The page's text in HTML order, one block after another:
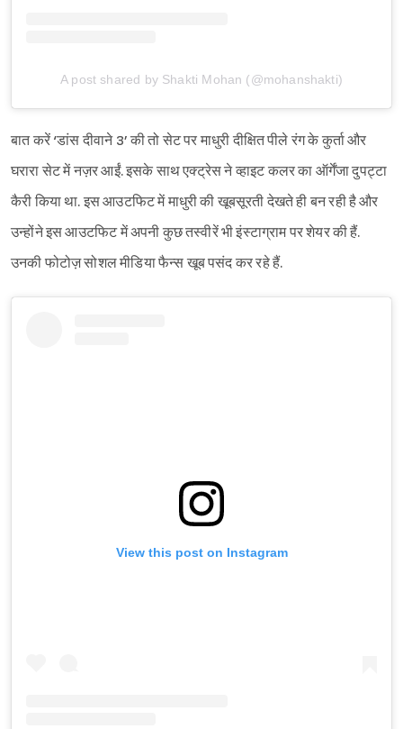
A post shared by Shakti Mohan (@mohanshakti)
बात करें ‘डांस दीवाने 3’ की तो सेट पर माधुरी दीक्षित पीले रंग के कुर्ता और
घरारा सेट में नज़र आईं. इसके साथ एक्ट्रेस ने व्हाइट कलर का ऑर्गेंजा दुपट्टा
कैरी किया था. इस आउटफिट में माधुरी की खूबसूरती देखते ही बन रही है और
उन्होंने इस आउटफिट में अपनी कुछ तस्वीरें भी इंस्टाग्राम पर शेयर की हैं.
उनकी फोटोज़ सोशल मीडिया फैन्स खूब पसंद कर रहे हैं.
View this post on Instagram